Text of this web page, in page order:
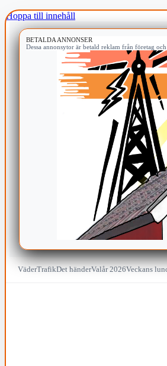
Hoppa till innehåll
BETALDA ANNONSER
Dessa annonsytor är betald reklam från företag
VäderTrafikDet händerValår 2026Veckans